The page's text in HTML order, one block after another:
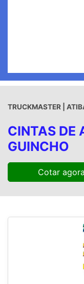
TRUCKMASTER |
CINTAS DE
GUINCHO
Cotar agora